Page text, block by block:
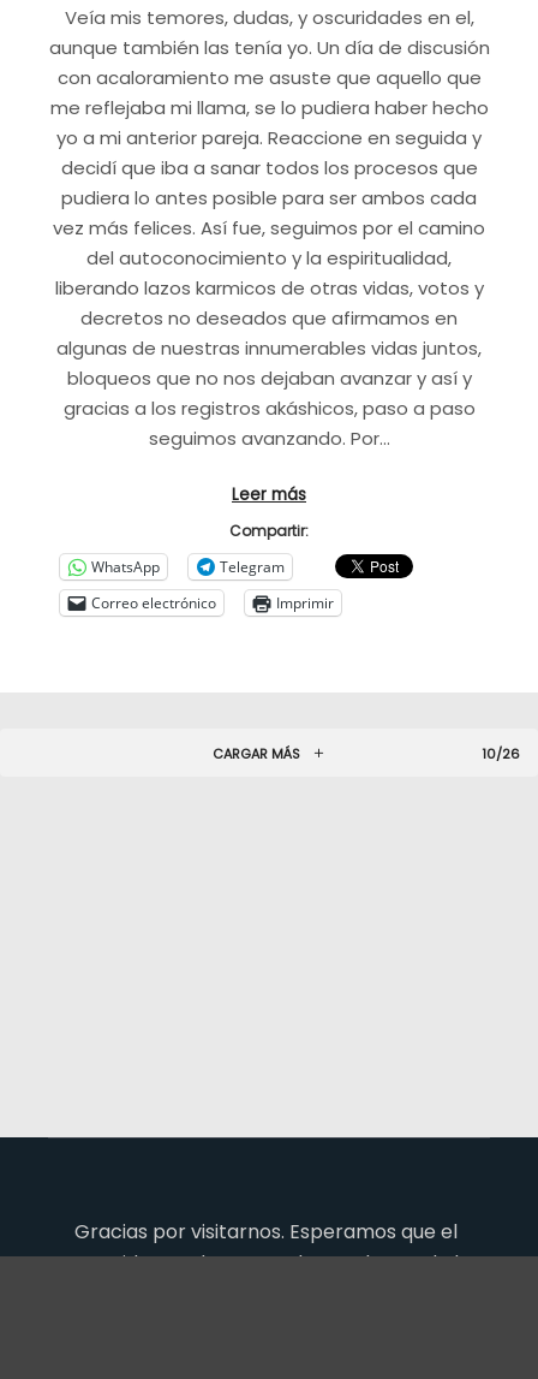
Veía mis temores, dudas, y oscuridades en el,
aunque también las tenía yo. Un día de discusión
con acaloramiento me asuste que aquello que
me reflejaba mi llama, se lo pudiera haber hecho
yo a mi anterior pareja. Reaccione en seguida y
decidí que iba a sanar todos los procesos que
pudiera lo antes posible para ser ambos cada
vez más felices. Así fue, seguimos por el camino
del autoconocimiento y la espiritualidad,
liberando lazos karmicos de otras vidas, votos y
decretos no deseados que afirmamos en
algunas de nuestras innumerables vidas juntos,
bloqueos que no nos dejaban avanzar y así y
gracias a los registros akáshicos, paso a paso
seguimos avanzando. Por…
Leer más
Compartir:
WhatsApp
Telegram
Correo electrónico
Imprimir
CARGAR MÁS 10/26
Gracias por visitarnos. Esperamos que el
contenido sea de tu agrado. Un abrazo de luz